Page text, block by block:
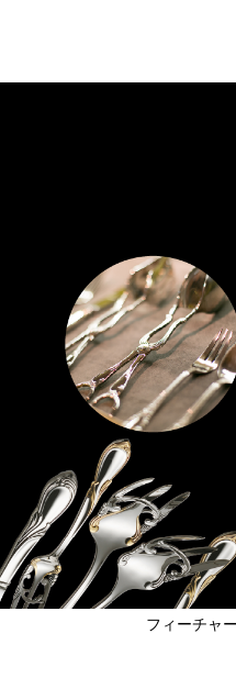
フィーチャ